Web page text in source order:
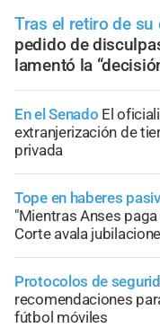
Tras el retiro de
pedido de
lamentó la
En el Senado El
extranjerización de
privada
Tope en haberes
"Mientras Anses
Corte avala
Protocolos de
recomendaciones
fútbol móviles